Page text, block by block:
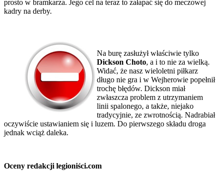
prosto w bramkarza. Jego cel na teraz to załapać się do meczowej
kadry na derby.
Na burę zasłużył właściwie tylko
Dickson Choto, a i to nie za wielką.
Widać, że nasz wieloletni piłkarz
długo nie gra i w Wejherowie popełnił
trochę błędów. Dickson miał
zwłaszcza problem z utrzymaniem
linii spalonego, a także, niejako
tradycyjnie, ze zwrotnością. Nadrabiał
oczywiście ustawianiem się i luzem. Do pierwszego składu droga
jednak wciąż daleka.
Oceny redakcji legioniści.com